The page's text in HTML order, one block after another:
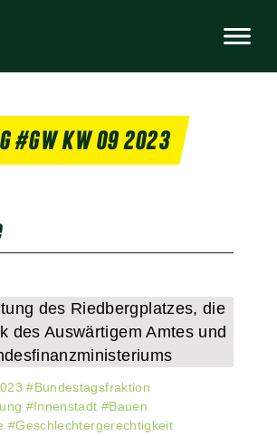
#GW KW 09 2023
#Bundestagsfraktion
#Innenstadt #Bauen
#Geschlechtergerechtigkeit